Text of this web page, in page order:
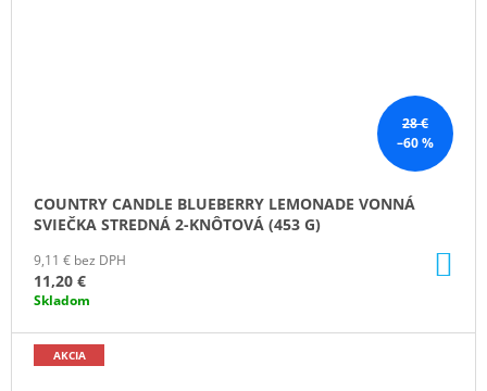
28 €
–60 %
COUNTRY CANDLE BLUEBERRY LEMONADE VONNÁ
SVIEČKA STREDNÁ 2-KNÔTOVÁ (453 G)
9,11 € bez DPH
11,20 €
Skladom
AKCIA